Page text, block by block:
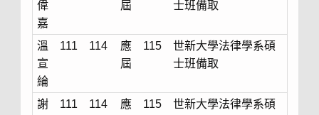
偉
嘉
屆
士班備取
溫
宣
綸
111 114
應
屆
115
世新大學法律學系碩
士班備取
謝
111 114
應
115
世新大學法律學系碩